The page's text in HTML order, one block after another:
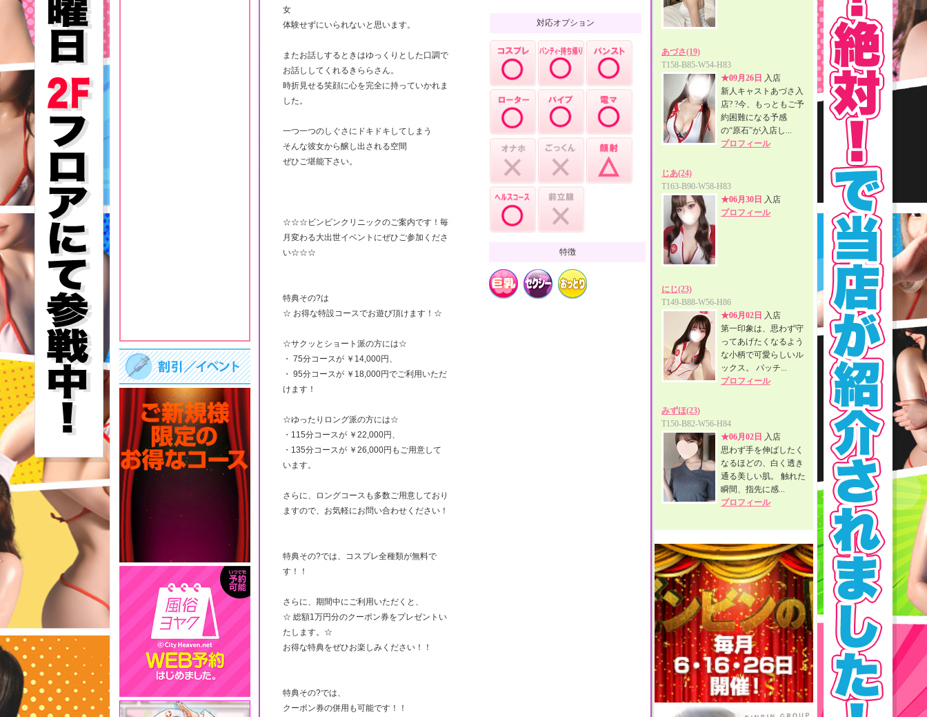
女
体験せずにいられないと思います。
またお話しするときはゆっくりとした口調で
お話ししてくれるきららさん。
時折見せる笑顔に心を完全に持っていかれま
した。
一つ一つのしぐさにドキドキしてしまう
そんな彼女から醸し出される空間
ぜひご堪能下さい。
☆☆☆ビンビンクリニックのご案内です！毎
月変わる大出世イベントにぜひご参加くださ
い☆☆☆
特典その?は
☆ お得な特設コースでお遊び頂けます！☆
☆サクッとショート派の方には☆
・ 75分コースが ￥14,000円、
・ 95分コースが ￥18,000円でご利用いただ
けます！
☆ゆったりロング派の方には☆
・115分コースが ￥22,000円、
・135分コースが ￥26,000円もご用意して
います。
さらに、ロングコースも多数ご用意しており
ますので、お気軽にお問い合わせください！
特典その?では、コスプレ全種類が無料で
す！！
さらに、期間中にご利用いただくと、
☆ 総額1万円分のクーポン券をプレゼントい
たします。☆
お得な特典をぜひお楽しみください！！
特典その?では、
クーポン券の併用も可能です！！
対応オプション
特徴